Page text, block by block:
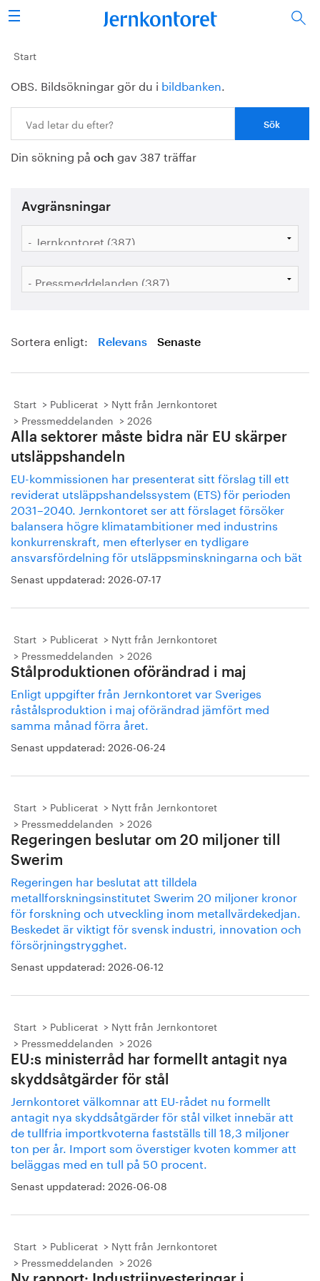
Sök
Stålindustrin
Vision 2050
Forskning/utbildning
Energi/miljö
Vi tycker
Bildbank
Start
OBS. Bildsökningar gör du i bildbanken.
Din sökning på och gav 387 träffar
Avgränsningar
Sortera enligt: Relevans Senaste
Start Publicerat
Nytt från Jernkontoret
Pressmeddelanden
2026
Alla sektorer måste bidra när EU skärper
utsläppshandeln
EU-kommissionen har presenterat sitt förslag till ett
reviderat utsläppshandelssystem (ETS) för perioden
2031–2040. Jernkontoret ser att förslaget försöker
balansera högre klimatambitioner med industrins
konkurrenskraft, men efterlyser en tydligare
ansvarsfördelning för utsläppsminskningarna och bät
Senast uppdaterad: 2026-07-17
Start Publicerat
Nytt från Jernkontoret
Pressmeddelanden
2026
Stålproduktionen oförändrad i maj
Enligt uppgifter från Jernkontoret var Sveriges
råstålsproduktion i maj oförändrad jämfört med
samma månad förra året.
Senast uppdaterad: 2026-06-24
Start Publicerat
Nytt från Jernkontoret
Pressmeddelanden
2026
Regeringen beslutar om 20 miljoner till
Swerim
Regeringen har beslutat att tilldela
metallforskningsinstitutet Swerim 20 miljoner kronor
för forskning och utveckling inom metallvärdekedjan.
Beskedet är viktigt för svensk industri, innovation och
försörjningstrygghet.
Senast uppdaterad: 2026-06-12
Start Publicerat
Nytt från Jernkontoret
Pressmeddelanden
2026
EU:s ministerråd har formellt antagit nya
skyddsåtgärder för stål
Jernkontoret välkomnar att EU-rådet nu formellt
antagit nya skyddsåtgärder för stål vilket innebär att
de tullfria importkvoterna fastställs till 18,3 miljoner
ton per år. Import som överstiger kvoten kommer att
beläggas med en tull på 50 procent.
Senast uppdaterad: 2026-06-08
Start Publicerat
Nytt från Jernkontoret
Pressmeddelanden
2026